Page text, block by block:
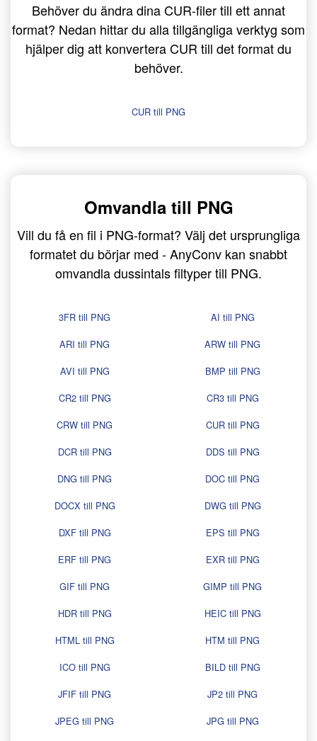
Behöver du ändra dina CUR-filer till ett annat
format? Nedan hittar du alla tillgängliga verktyg som
hjälper dig att konvertera CUR till det format du
behöver.
CUR till PNG
Omvandla till PNG
Vill du få en fil i PNG-format? Välj det ursprungliga
formatet du börjar med - AnyConv kan snabbt
omvandla dussintals filtyper till PNG.
3FR till PNG
AI till PNG
ARI till PNG
ARW till PNG
AVI till PNG
BMP till PNG
CR2 till PNG
CR3 till PNG
CRW till PNG
CUR till PNG
DCR till PNG
DDS till PNG
DNG till PNG
DOC till PNG
DOCX till PNG
DWG till PNG
DXF till PNG
EPS till PNG
ERF till PNG
EXR till PNG
GIF till PNG
GIMP till PNG
HDR till PNG
HEIC till PNG
HTML till PNG
HTM till PNG
ICO till PNG
BILD till PNG
JFIF till PNG
JP2 till PNG
JPEG till PNG
JPG till PNG